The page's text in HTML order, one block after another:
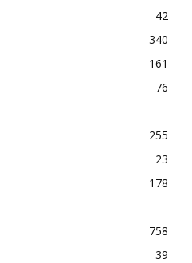
42
340
161
76
255
23
178
758
39